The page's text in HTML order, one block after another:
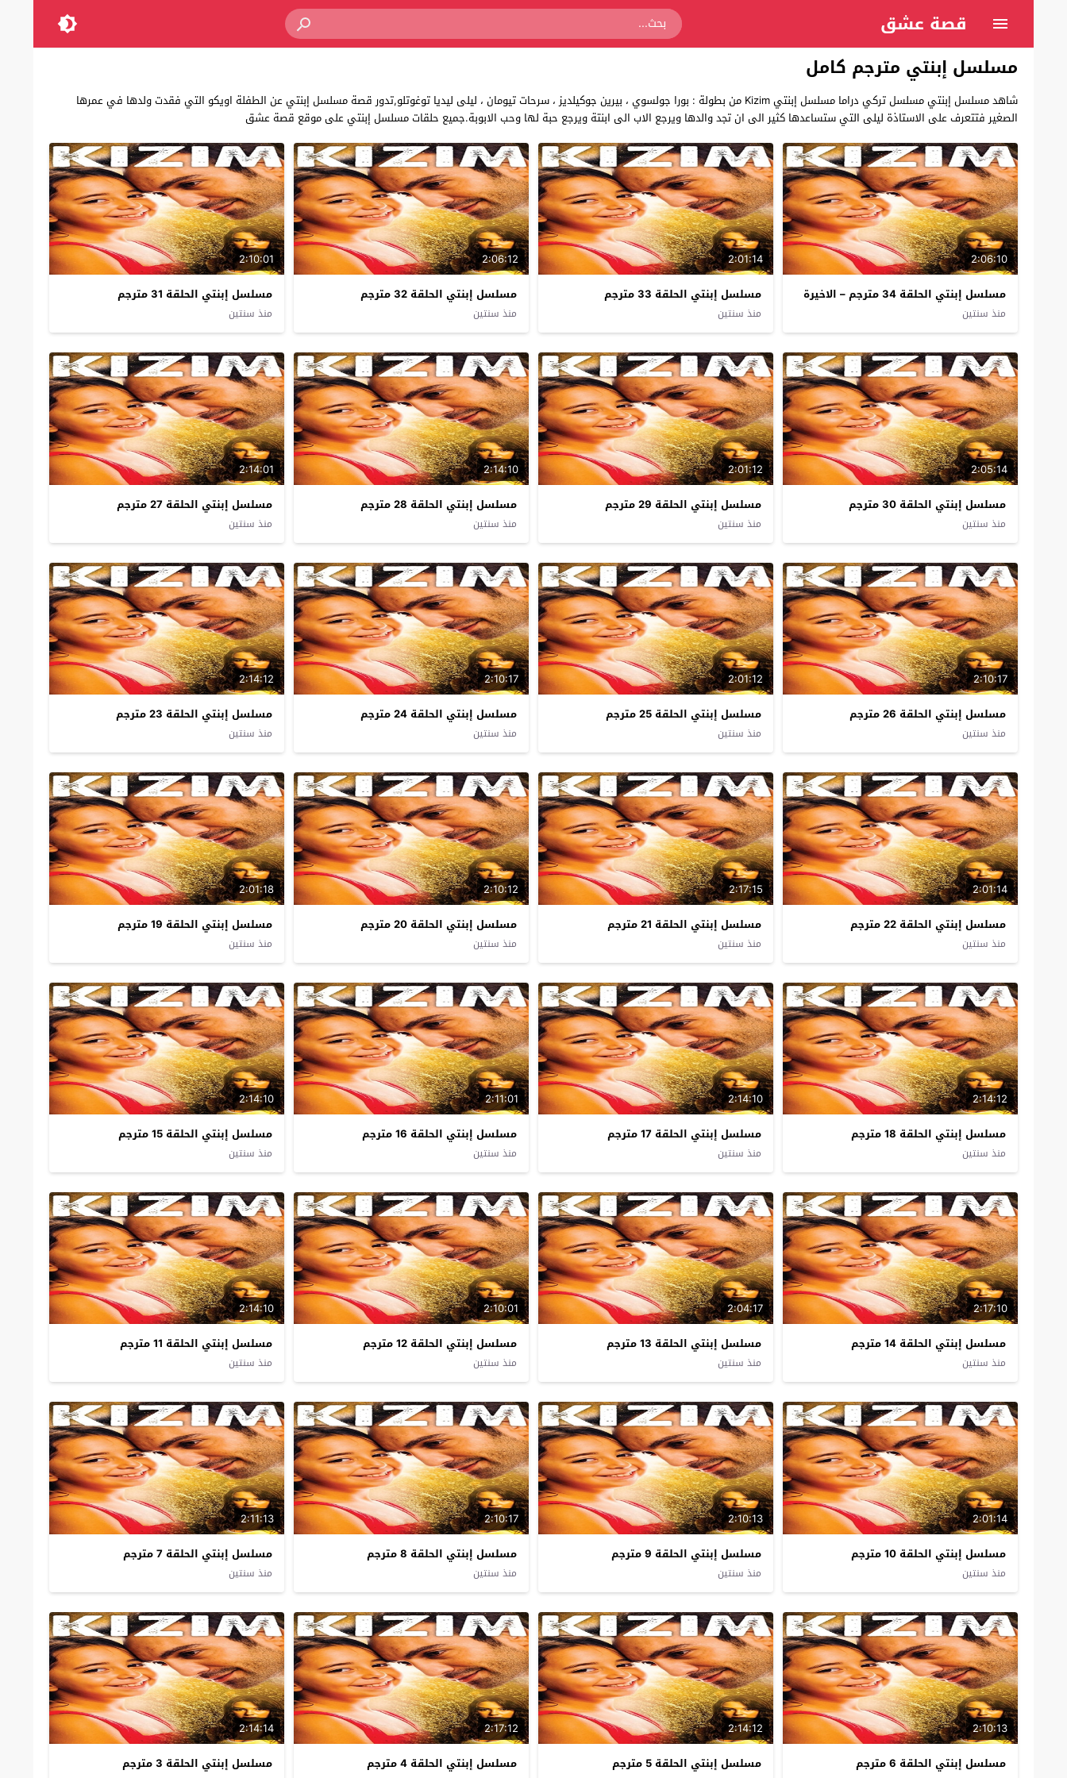
قصة عشق
مسلسل إبنتي مترجم كامل
شاهد مسلسل إبنتي مسلسل تركي دراما مسلسل إبنتي Kizim من بطولة : بورا جولسوي ، بيرين جوكيلديز ، سرحات تيومان ، ليلى ليديا توغوتلو,تدور قصة مسلسل إبنتي عن الطفلة اويكو التي فقدت ولدها في عمرها
الصغير فتتعرف على الاستاذة ليلى التي ستساعدها كثير الى ان تجد والدها ويرجع الاب الى ابنتة ويرجع حبة لها وحب الابوبة.جميع حلقات مسلسل إبنتي على موقع قصة عشق
2:06:10
مسلسل إبنتي الحلقة 34 مترجم – الاخيرة
منذ سنتين
2:01:14
مسلسل إبنتي الحلقة 33 مترجم
منذ سنتين
2:06:12
مسلسل إبنتي الحلقة 32 مترجم
منذ سنتين
2:10:01
مسلسل إبنتي الحلقة 31 مترجم
منذ سنتين
2:05:14
مسلسل إبنتي الحلقة 30 مترجم
منذ سنتين
2:01:12
مسلسل إبنتي الحلقة 29 مترجم
منذ سنتين
2:14:10
مسلسل إبنتي الحلقة 28 مترجم
منذ سنتين
2:14:01
مسلسل إبنتي الحلقة 27 مترجم
منذ سنتين
2:10:17
مسلسل إبنتي الحلقة 26 مترجم
منذ سنتين
2:01:12
مسلسل إبنتي الحلقة 25 مترجم
منذ سنتين
2:10:17
مسلسل إبنتي الحلقة 24 مترجم
منذ سنتين
2:14:12
مسلسل إبنتي الحلقة 23 مترجم
منذ سنتين
2:01:14
مسلسل إبنتي الحلقة 22 مترجم
منذ سنتين
2:17:15
مسلسل إبنتي الحلقة 21 مترجم
منذ سنتين
2:10:12
مسلسل إبنتي الحلقة 20 مترجم
منذ سنتين
2:01:18
مسلسل إبنتي الحلقة 19 مترجم
منذ سنتين
2:14:12
مسلسل إبنتي الحلقة 18 مترجم
منذ سنتين
2:14:10
مسلسل إبنتي الحلقة 17 مترجم
منذ سنتين
2:11:01
مسلسل إبنتي الحلقة 16 مترجم
منذ سنتين
2:14:10
مسلسل إبنتي الحلقة 15 مترجم
منذ سنتين
2:17:10
مسلسل إبنتي الحلقة 14 مترجم
منذ سنتين
2:04:17
مسلسل إبنتي الحلقة 13 مترجم
منذ سنتين
2:10:01
مسلسل إبنتي الحلقة 12 مترجم
منذ سنتين
2:14:10
مسلسل إبنتي الحلقة 11 مترجم
منذ سنتين
2:01:14
مسلسل إبنتي الحلقة 10 مترجم
منذ سنتين
2:10:13
مسلسل إبنتي الحلقة 9 مترجم
منذ سنتين
2:10:17
مسلسل إبنتي الحلقة 8 مترجم
منذ سنتين
2:11:13
مسلسل إبنتي الحلقة 7 مترجم
منذ سنتين
2:10:13
مسلسل إبنتي الحلقة 6 مترجم
2:14:12
مسلسل إبنتي الحلقة 5 مترجم
2:17:12
مسلسل إبنتي الحلقة 4 مترجم
2:14:14
مسلسل إبنتي الحلقة 3 مترجم